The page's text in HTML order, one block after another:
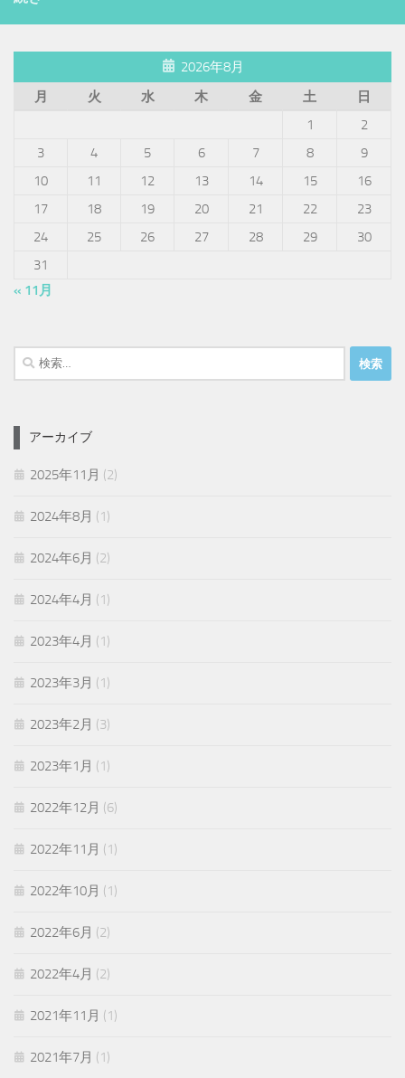
2026年8月
月
火 水 木 金 土
日
1
2
3
4 5 6 7 8
9
10
11 12 13 14 15
16
17
18 19 20 21 22
23
24
25 26 27 28 29
30
31
« 11月
検
索:
アーカイブ
2025年11月 (2)
2024年8月 (1)
2024年6月 (2)
2024年4月 (1)
2023年4月 (1)
2023年3月 (1)
2023年2月 (3)
2023年1月 (1)
2022年12月 (6)
2022年11月 (1)
2022年10月 (1)
2022年6月 (2)
2022年4月 (2)
2021年11月 (1)
2021年7月 (1)